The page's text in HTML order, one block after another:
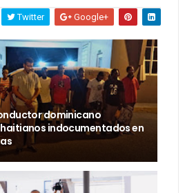
Twitter Google+
dominicano
indocumentados en